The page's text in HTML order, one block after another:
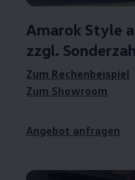
Amarok Style
zzgl.
Zum Rechenbeispiel
Zum Showroom
Angebot anfragen